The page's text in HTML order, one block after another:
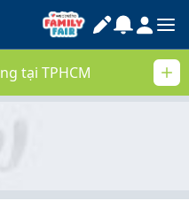
tại TPHCM